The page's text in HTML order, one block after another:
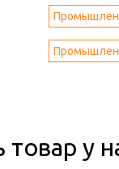
товар у